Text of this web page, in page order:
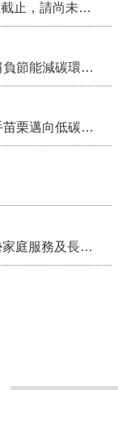
115年第2季固定源空污費申報已於7月底截止，請尚未申報公私場所儘速完成申繳，以免面臨滯納金及罰鍰!
冠軍建材「近零展望建材館」啟用 將肩負節能減碳環境教育重任
冠軍建材「近零展望建材館」啟用 攜手苗栗邁向低碳建築新未來
苗栗玉清宮捐贈500萬元給縣府 挹注弱勢家庭服務及長照醫療資源